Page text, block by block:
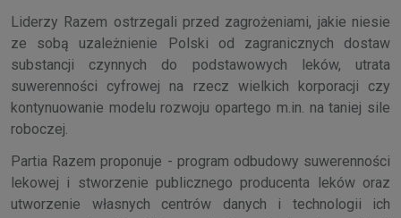
Liderzy Razem ostrzegali przed zagrożeniami, jakie niesie
ze sobą uzależnienie Polski od zagranicznych dostaw
substancji czynnych do podstawowych leków, utrata
suwerenności cyfrowej na rzecz wielkich korporacji czy
kontynuowanie modelu rozwoju opartego m.in. na taniej sile
roboczej.
Partia Razem proponuje - program odbudowy suwerenności
lekowej i stworzenie publicznego producenta leków oraz
utworzenie własnych centrów danych i technologii ich